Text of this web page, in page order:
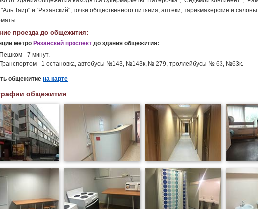
Таир" и "Рязанский", точки общественного питания, аптеки, парикмахерские и
проезда до общежития:
метро Рязанский проспект до здания общежития:
Пешком - 7 минут.
Транспортом - 1 остановка, автобусы №143, №143к, № 279, троллейбусы № 63, №63к.
общежитие на карте
общежития